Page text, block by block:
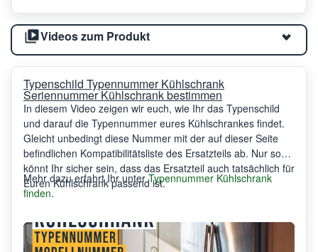
Videos zum Produkt
Typenschild Typennummer Kühlschrank
Seriennummer Kühlschrank bestimmen
In diesem Video zeigen wir euch, wie Ihr das Typenschild
und darauf die Typennummer eures Kühlschrankes findet.
Gleicht unbedingt diese Nummer mit der auf dieser Seite
befindlichen Kompatibilitätsliste des Ersatzteils ab. Nur so
könnt Ihr sicher sein, dass das Ersatzteil auch tatsächlich für
Euren Kühlschrank passend ist.
Mehr dazu erfahrt Ihr unterTypennummer Kühlschrank
finden.